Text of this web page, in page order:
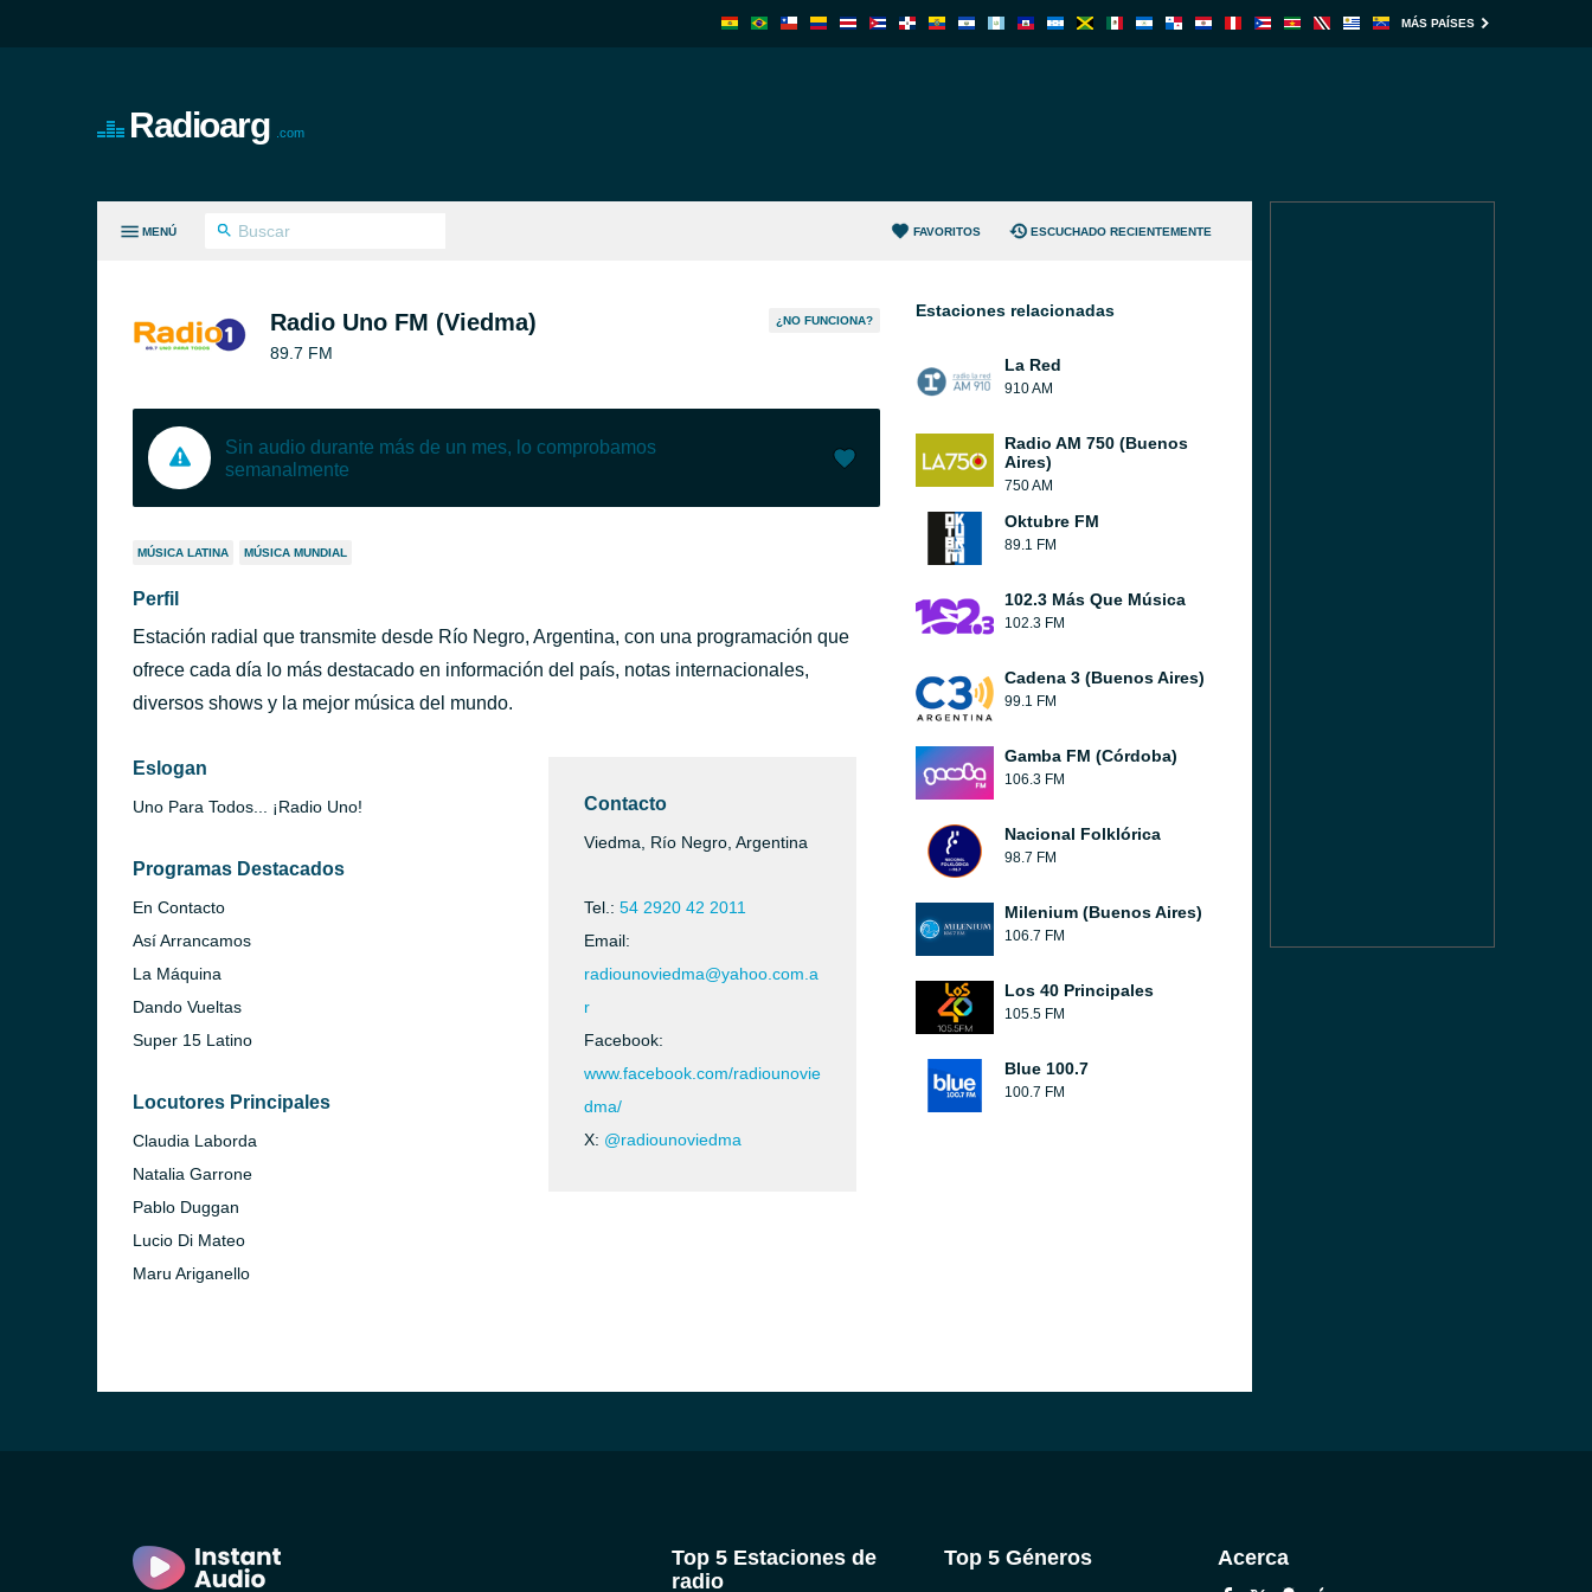
MÁS PAÍSES
Radioarg .com
MENÚ FAVORITOS ESCUCHADO RECIENTEMENTE
Radio Uno FM (Viedma)
89.7 FM
¿NO FUNCIONA?
Sin audio durante más de un mes, lo comprobamos
semanalmente
MÚSICA LATINA MÚSICA MUNDIAL
Perfil
Estación radial que transmite desde Río Negro, Argentina, con una programación que
ofrece cada día lo más destacado en información del país, notas internacionales,
diversos shows y la mejor música del mundo.
Eslogan
Uno Para Todos... ¡Radio Uno!
Programas Destacados
En Contacto
Así Arrancamos
La Máquina
Dando Vueltas
Super 15 Latino
Locutores Principales
Claudia Laborda
Natalia Garrone
Pablo Duggan
Lucio Di Mateo
Maru Ariganello
Contacto
Viedma, Río Negro, Argentina
Tel.: 54 2920 42 2011
Email:
radiounoviedma@yahoo.com.a
r
Facebook:
www.facebook.com/radiounovie
dma/
X: @radiounoviedma
Estaciones relacionadas
La Red
910 AM
Radio AM 750 (Buenos
Aires)
750 AM
Oktubre FM
89.1 FM
102.3 Más Que Música
102.3 FM
Cadena 3 (Buenos Aires)
99.1 FM
Gamba FM (Córdoba)
106.3 FM
Nacional Folklórica
98.7 FM
Milenium (Buenos Aires)
106.7 FM
Los 40 Principales
105.5 FM
Blue 100.7
100.7 FM
Top 5 Estaciones de
radio
Top 5 Géneros Acerca